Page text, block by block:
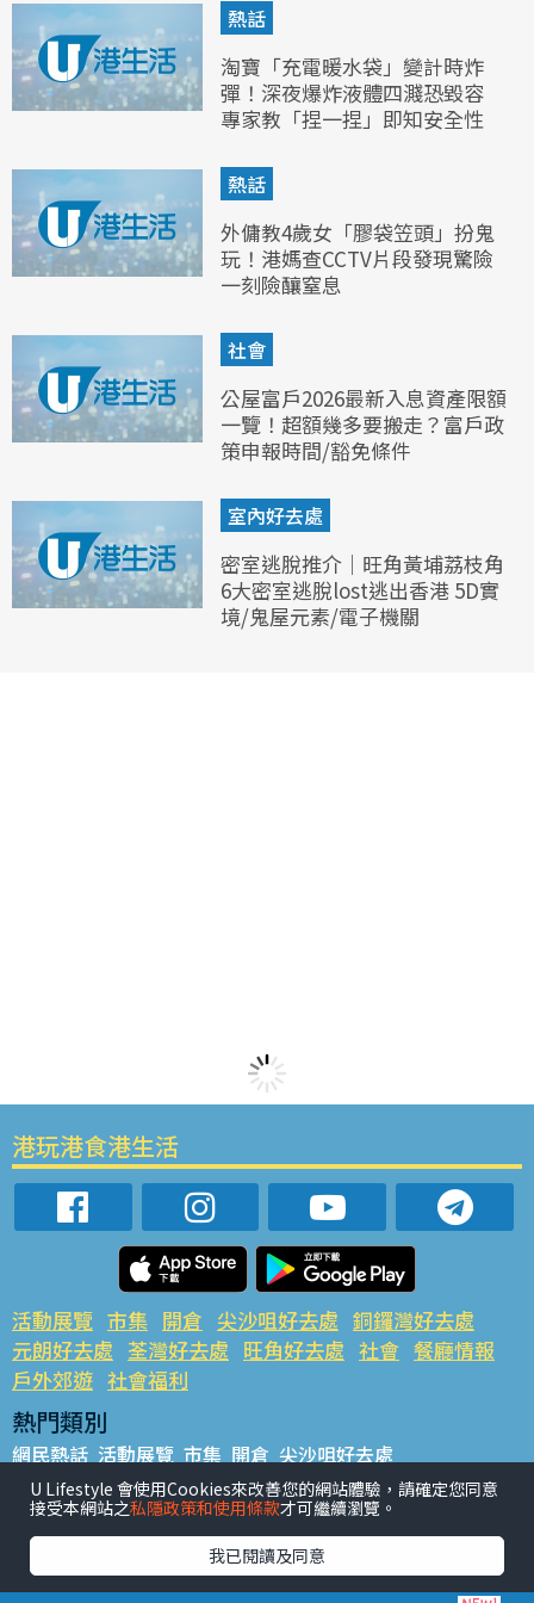
熱話
淘寶「充電暖水袋」變計時炸
彈！深夜爆炸液體四濺恐毀容
專家教「捏一捏」即知安全性
熱話
外傭教4歲女「膠袋笠頭」扮鬼
玩！港媽查CCTV片段發現驚險
一刻險釀窒息
社會
公屋富戶2026最新入息資產限額
一覽！超額幾多要搬走？富戶政
策申報時間/豁免條件
室內好去處
密室逃脫推介｜旺角黃埔荔枝角
6大密室逃脫lost逃出香港 5D實
境/鬼屋元素/電子機關
港玩港食港生活
活動展覽 市集 開倉 尖沙咀好去處 銅鑼灣好去處
元朗好去處 荃灣好去處 旺角好去處 社會 餐廳情報
戶外郊遊 社會福利
熱門類別
網民熱話 活動展覽 市集 開倉 尖沙咀好去處
銅鑼灣好去處 元朗好去處 荃灣好去處 旺角好去處 社會
餐廳情報 戶外郊遊
熱門標籤
#UGO搵好去處 #人氣活動推介 #美食社群熱話
U Lifestyle 會使用Cookies來改善您的網站體驗，請確定您同意
接受本網站之私隱政策和使用條款才可繼續瀏覽。
我已閱讀及同意